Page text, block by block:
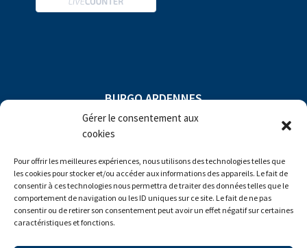
Gérer le consentement aux
cookies
Pour offrir les meilleures expériences, nous utilisons des technologies telles que
les cookies pour stocker et/ou accéder aux informations des appareils. Le fait de
consentir à ces technologies nous permettra de traiter des données telles que le
comportement de navigation ou les ID uniques sur ce site. Le fait de ne pas
consentir ou de retirer son consentement peut avoir un effet négatif sur certaines
caractéristiques et fonctions.
BURGO ARDENNES
Compagny subject to direction and
coordination of